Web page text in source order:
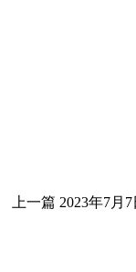
上一篇 2023年7月7